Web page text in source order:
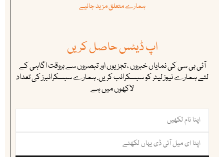
ہمارے متعلق مزید جانیے
اپ ڈیٹس حاصل کریں
آئی بی سی کی نمایاں خبروں ، تجزیوں اور تبصروں سے بروقت اگاہی کے
لئے ہمارے نیوز لیٹر کو سبسکرائب کریں. ہمارے سبسکرائبرز کی تعداد
لاکھوں میں ہے